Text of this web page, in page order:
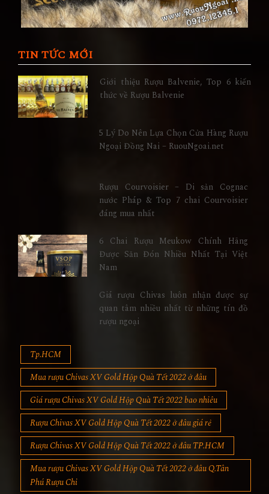
TIN TỨC MỚI
Giới thiệu Rượu Balvenie, Top 6 kiến
thức về Rượu Balvenie
5 Lý Do Nên Lựa Chọn Cửa Hàng Rượu
Ngoại Đồng Nai – RuouNgoai.net
Rượu Courvoisier – Di sản Cognac
nước Pháp & Top 7 chai Courvoisier
đáng mua nhất
6 Chai Rượu Meukow Chính Hãng
Được Săn Đón Nhiều Nhất Tại Việt
Nam
Giá rượu Chivas luôn nhận được sự
quan tâm nhiều nhất từ những tín đồ
rượu ngoại
Tp.HCM
Mua rượu Chivas XV Gold Hộp Quà Tết 2022 ở đâu
Giá rượu Chivas XV Gold Hộp Quà Tết 2022 bao nhiêu
Rượu Chivas XV Gold Hộp Quà Tết 2022 ở đâu giá rẻ
Rượu Chivas XV Gold Hộp Quà Tết 2022 ở đâu TP.HCM
Mua rượu Chivas XV Gold Hộp Quà Tết 2022 ở đâu Q.Tân
Phú Rượu Chi